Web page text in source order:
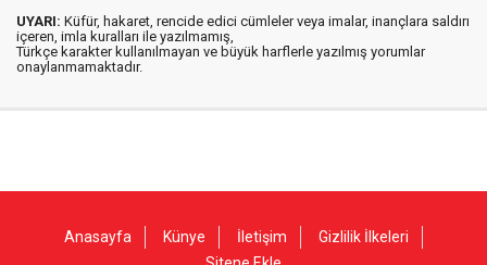
UYARI: Küfür, hakaret, rencide edici cümleler veya imalar, inançlara saldırı
içeren, imla kuralları ile yazılmamış,
Türkçe karakter kullanılmayan ve büyük harflerle yazılmış yorumlar
onaylanmamaktadır.
Anasayfa Künye İletişim
Gizlilik İlkeleri